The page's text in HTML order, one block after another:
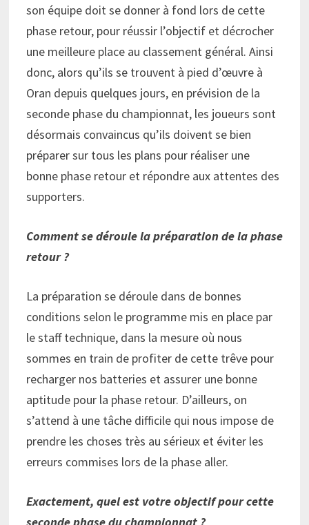
son équipe doit se donner à fond lors de cette
phase retour, pour réussir l’objectif et décrocher
une meilleure place au classement général. Ainsi
donc, alors qu’ils se trouvent à pied d’œuvre à
Oran depuis quelques jours, en prévision de la
seconde phase du championnat, les joueurs sont
désormais convaincus qu’ils doivent se bien
préparer sur tous les plans pour réaliser une
bonne phase retour et répondre aux attentes des
supporters.
Comment se déroule la préparation de la phase
retour ?
La préparation se déroule dans de bonnes
conditions selon le programme mis en place par
le staff technique, dans la mesure où nous
sommes en train de profiter de cette trêve pour
recharger nos batteries et assurer une bonne
aptitude pour la phase retour. D’ailleurs, on
s’attend à une tâche difficile qui nous impose de
prendre les choses très au sérieux et éviter les
erreurs commises lors de la phase aller.
Exactement, quel est votre objectif pour cette
seconde phase du championnat ?